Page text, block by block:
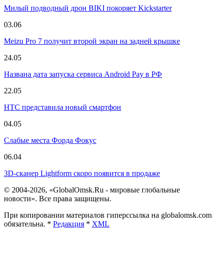
Милый подводный дрон BIKI покоряет Kickstarter
03.06
Meizu Pro 7 получит второй экран на задней крышке
24.05
Названа дата запуска сервиса Android Pay в РФ
22.05
HTC представила новый смартфон
04.05
Слабые места Форда Фокус
06.04
3D-сканер Lightform скоро появится в продаже
© 2004-2026, «GlobalOmsk.Ru - мировые глобальные
новости». Все права защищены.
При копировании материалов гиперссылка на globalomsk.com
обязательна. * Редакция * XML